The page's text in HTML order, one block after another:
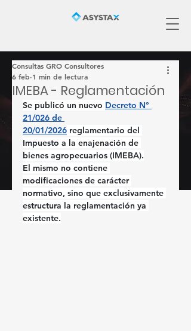
IMEBA - Reglamentación
Consultas GRO Consultores
6 feb 1 min de lectura
Se publicó un nuevo Decreto N°
21/026 de
20/01/2026 reglamentario del
Impuesto a la enajenación de
bienes agropecuarios (IMEBA).
El mismo no contiene
modificaciones de carácter
normativo, sino que exclusivamente
estructura la reglamentación ya
existente.